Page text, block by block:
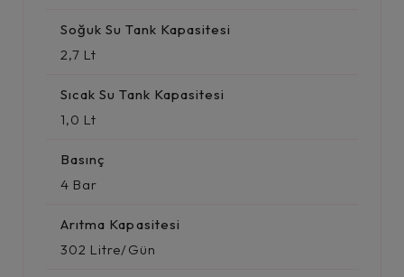
Soğuk Su Tank Kapasitesi
2,7 Lt
Sıcak Su Tank Kapasitesi
1,0 Lt
Basınç
4 Bar
Arıtma Kapasitesi
302 Litre/Gün